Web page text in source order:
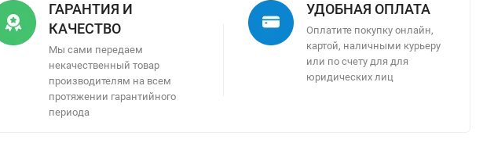
ГАРАНТИЯ И
КАЧЕСТВО
Мы сами передаем
некачественный товар
производителям на всем
протяжении гарантийного
периода
УДОБНАЯ ОПЛАТА
Оплатите покупку онлайн,
картой, наличными курьеру
или по счету для для
юридических лиц